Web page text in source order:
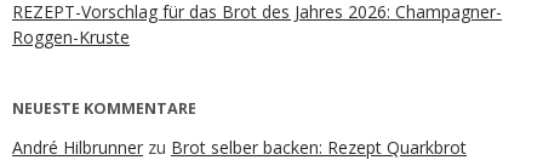
REZEPT-Vorschlag für das Brot des Jahres 2026: Champagner-
Roggen-Kruste
NEUESTE KOMMENTARE
André Hilbrunner zu Brot selber backen: Rezept Quarkbrot